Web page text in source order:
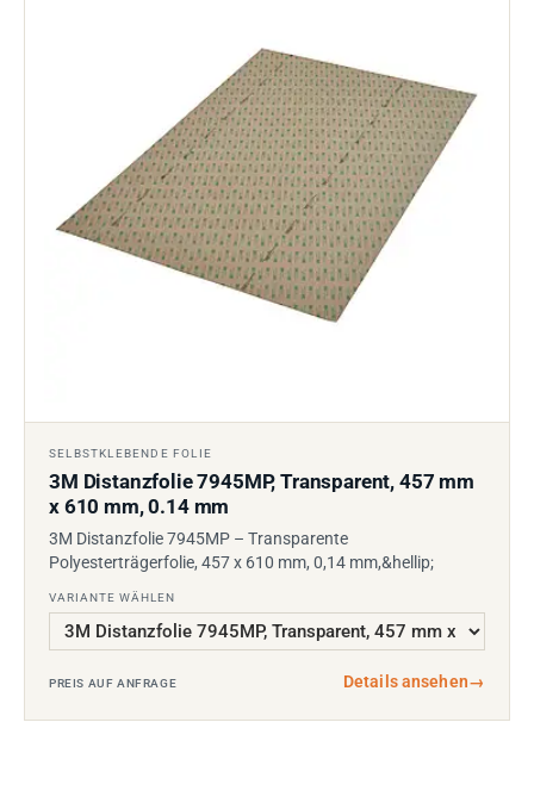
SELBSTKLEBENDE FOLIE
3M Distanzfolie 7945MP, Transparent, 457 mm
x 610 mm, 0.14 mm
3M Distanzfolie 7945MP – Transparente
Polyesterträgerfolie, 457 x 610 mm, 0,14 mm,&hellip;
VARIANTE WÄHLEN
PREIS AUF ANFRAGE Details ansehen→